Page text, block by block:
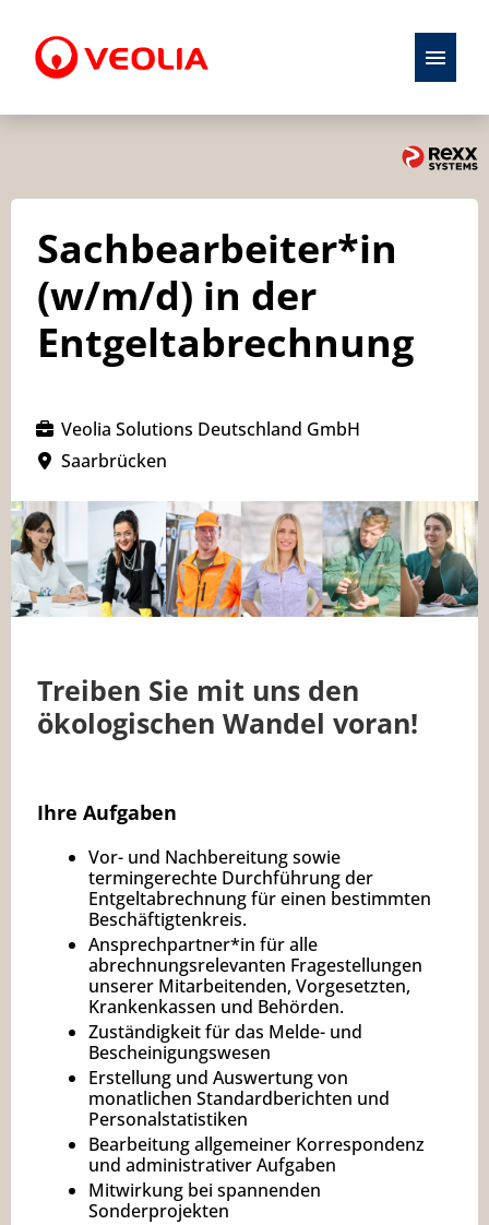
Initiativbewerbung
Karriere
Ausbildung
Sachbearbeiter*in
(w/m/d) in der
Entgeltabrechnung
Veolia Solutions Deutschland GmbH
Saarbrücken
Treiben Sie mit uns den
ökologischen Wandel voran!
Ihre Aufgaben
Vor- und Nachbereitung sowie
termingerechte Durchführung der
Entgeltabrechnung für einen bestimmten
Beschäftigtenkreis.
Ansprechpartner*in für alle
abrechnungsrelevanten Fragestellungen
unserer Mitarbeitenden, Vorgesetzten,
Krankenkassen und Behörden.
Zuständigkeit für das Melde- und
Bescheinigungswesen
Erstellung und Auswertung von
monatlichen Standardberichten und
Personalstatistiken
Bearbeitung allgemeiner Korrespondenz
und administrativer Aufgaben
Mitwirkung bei spannenden
Sonderprojekten